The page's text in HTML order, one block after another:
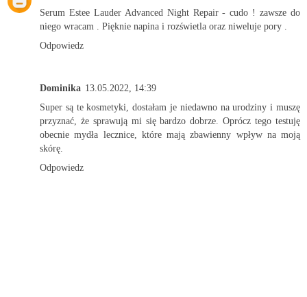
Serum Estee Lauder Advanced Night Repair - cudo ! zawsze do
niego wracam . Pięknie napina i rozświetla oraz niweluje pory .
Odpowiedz
Dominika 13.05.2022, 14:39
Super są te kosmetyki, dostałam je niedawno na urodziny i muszę
przyznać, że sprawują mi się bardzo dobrze. Oprócz tego testuję
obecnie mydła lecznice, które mają zbawienny wpływ na moją
skórę.
Odpowiedz